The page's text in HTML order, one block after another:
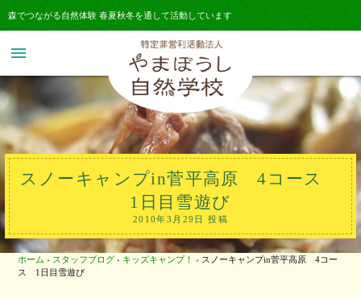
森でつながる自然体験 春夏秋冬を通して活動しています
menu
スノーキャンプin菅平高原 4コース
1日目雪遊び
2010年3月29日 投稿
ホーム › スタッフブログ › キッズキャンプ！ › スノーキャンプin菅平高原 4コー
ス 1日目雪遊び